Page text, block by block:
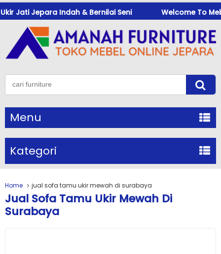
Jati Jepara Indah & Bernilai Seni Welcome To
Menu
Kategori
Home jual sofa tamu ukir mewah di surabaya
Jual Sofa Tamu Ukir Mewah Di
Surabaya